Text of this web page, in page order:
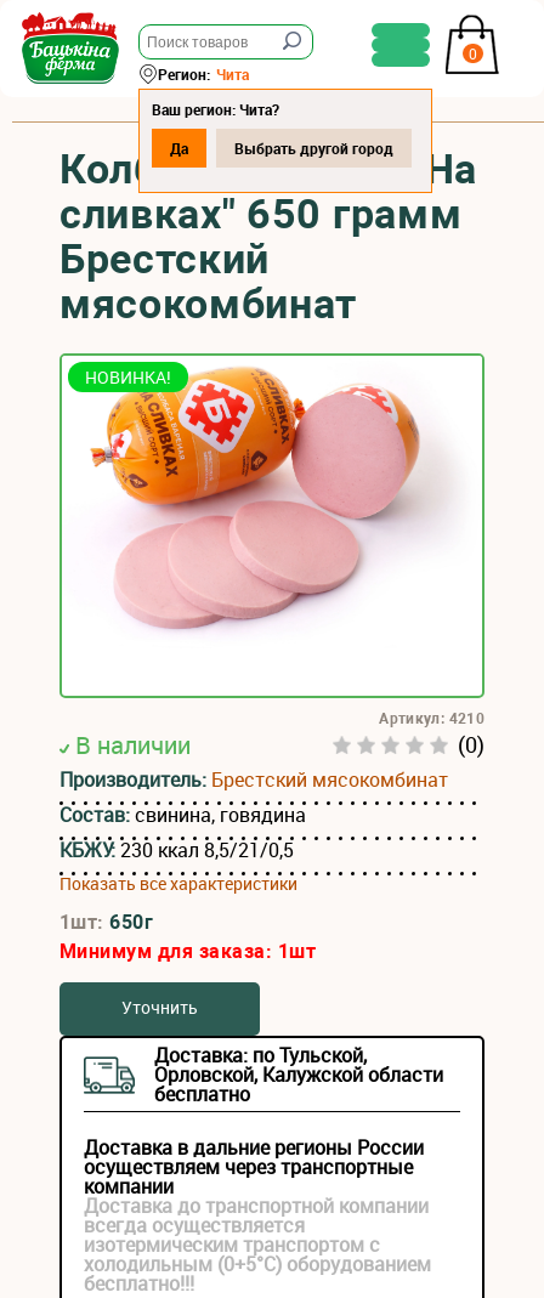
0
Регион: Чита
Ваш регион: Чита?
Да
Выбрать другой город
Колбаса вареная "На
сливках" 650 грамм
Брестский
мясокомбинат
НОВИНКА!
В наличии (0)
Артикул: 4210
Производитель: Брестский мясокомбинат
Состав:свинина, говядина
КБЖУ:230 ккал 8,5/21/0,5
Показать все характеристики
1шт:650г
Минимум для заказа: 1шт
Уточнить
Доставка: по Тульской,
Орловской, Калужской области
бесплатно
Доставка в дальние регионы России
осуществляем через транспортные
компании
Доставка до транспортной компании
всегда осуществляется
изотермическим транспортом с
холодильным (0+5°С) оборудованием
бесплатно!!!